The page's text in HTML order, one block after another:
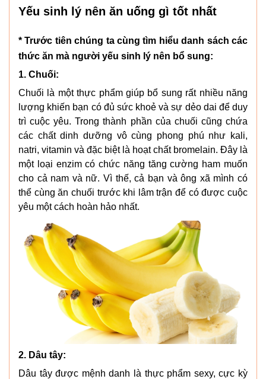
Yếu sinh lý nên ăn uống gì tốt nhất
* Trước tiên chúng ta cùng tìm hiểu danh sách các
thức ăn mà người yếu sinh lý nên bổ sung:
1. Chuối:
Chuối là một thực phẩm giúp bổ sung rất nhiều năng
lượng khiến bạn có đủ sức khoẻ và sự dẻo dai để duy
trì cuộc yêu. Trong thành phần của chuối cũng chứa
các chất dinh dưỡng vô cùng phong phú như kali,
natri, vitamin và đặc biệt là hoạt chất bromelain. Đây là
một loại enzim có chức năng tăng cường ham muốn
cho cả nam và nữ. Vì thế, cả bạn và ông xã mình có
thể cùng ăn chuối trước khi lâm trận để có được cuộc
yêu một cách hoàn hảo nhất.
2. Dâu tây:
Dâu tây được mệnh danh là thực phẩm sexy, cực kỳ